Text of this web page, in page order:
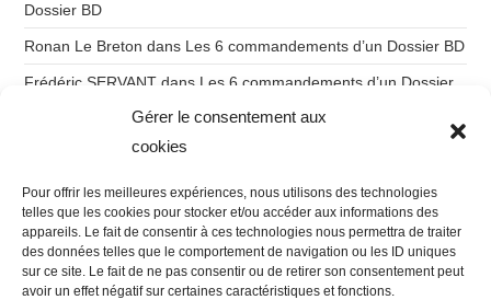
Gérer le consentement aux
cookies
Pour offrir les meilleures expériences, nous utilisons des technologies
telles que les cookies pour stocker et/ou accéder aux informations des
appareils. Le fait de consentir à ces technologies nous permettra de traiter
des données telles que le comportement de navigation ou les ID uniques
sur ce site. Le fait de ne pas consentir ou de retirer son consentement peut
avoir un effet négatif sur certaines caractéristiques et fonctions.
Dossier BD
Ronan Le Breton dans Les 6 commandements d’un Dossier BD
Frédéric SERVANT dans Les 6 commandements d’un Dossier
Ronan Le Bretondans